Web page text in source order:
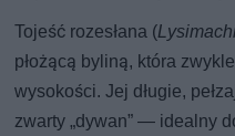
Tojeść rozesłana (
płożącą byliną, która
wysokości. Jej długie,
zwarty „dywan” — idealny